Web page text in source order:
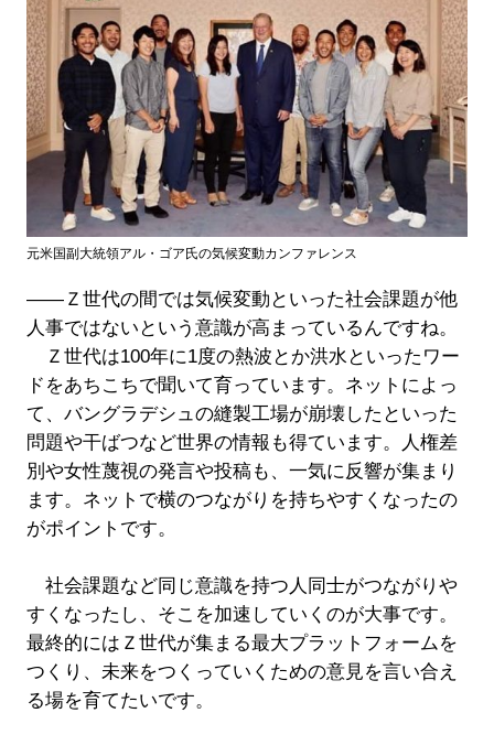
元米国副大統領アル・ゴア氏の気候変動カンファレンス
――Ｚ世代の間では気候変動といった社会課題が他
人事ではないという意識が高まっているんですね。
Ｚ世代は100年に1度の熱波とか洪水といったワー
ドをあちこちで聞いて育っています。ネットによっ
て、バングラデシュの縫製工場が崩壊したといった
問題や干ばつなど世界の情報も得ています。人権差
別や女性蔑視の発言や投稿も、一気に反響が集まり
ます。ネットで横のつながりを持ちやすくなったの
がポイントです。
社会課題など同じ意識を持つ人同士がつながりや
すくなったし、そこを加速していくのが大事です。
最終的にはＺ世代が集まる最大プラットフォームを
つくり、未来をつくっていくための意見を言い合え
る場を育てたいです。